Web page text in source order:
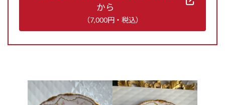
から
（7,000円・税込）